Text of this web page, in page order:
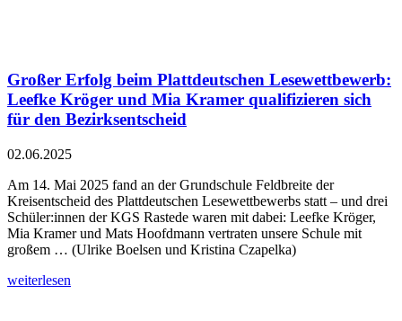
Großer Erfolg beim Plattdeutschen Lesewettbewerb:
Leefke Kröger und Mia Kramer qualifizieren sich
für den Bezirksentscheid
02.06.2025
Am 14. Mai 2025 fand an der Grundschule Feldbreite der
Kreisentscheid des Plattdeutschen Lesewettbewerbs statt – und drei
Schüler:innen der KGS Rastede waren mit dabei: Leefke Kröger,
Mia Kramer und Mats Hoofdmann vertraten unsere Schule mit
großem … (Ulrike Boelsen und Kristina Czapelka)
weiterlesen